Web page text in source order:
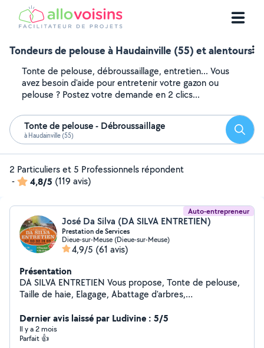
Tondeurs de pelouse à Haudainville (55) et alentours
Tonte de pelouse, débroussaillage, entretien... Vous
avez besoin d'aide pour entretenir votre gazon ou
pelouse ? Postez votre demande en 2 clics...
Tonte de pelouse - Débroussaillage
à Haudainville (55)
2 Particuliers et 5 Professionnels répondent
-
4,8/5 (119 avis)
Auto-entrepreneur
José Da Silva (DA SILVA ENTRETIEN)
Prestation de Services
Dieue-sur-Meuse (Dieue-sur-Meuse)
4,9/5 (61 avis)
Présentation
DA SILVA ENTRETIEN Vous propose, Tonte de pelouse,
Taille de haie, Elagage, Abattage d'arbres,
Rénovation Nettoyage, Démoussage de Toiture,
Facade, Terrasse, Peinture géneral Interieur, Exterieur
Transport et retrait de marchandises, colis Location et
Dernier avis laissé par Ludivine : 5/5
Il y a 2 mois
Parfait 👍